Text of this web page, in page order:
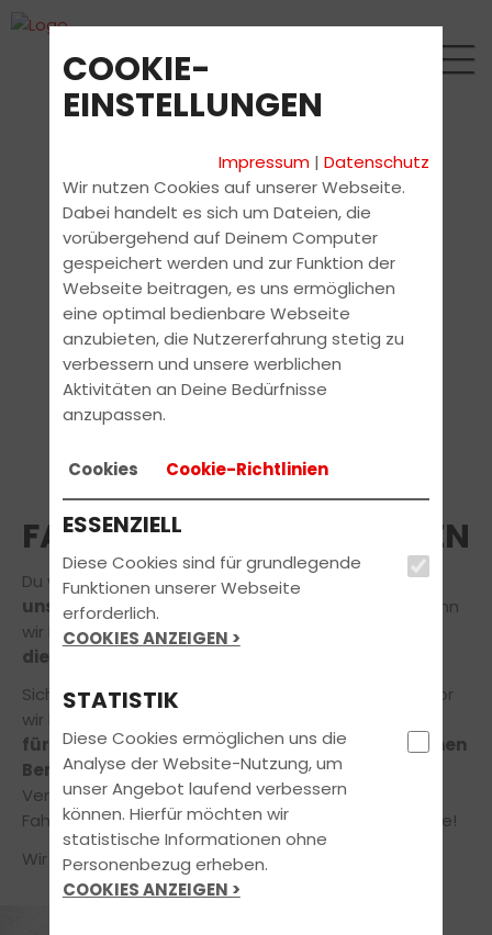
FAHRLEHRER*IN ANFRAGEN
Du würdest gerne Deine Ausbildungbei einem
unserer Fahrprofis
absolvieren? Das freut uns, denn
wir lieben unseren Job und möchten auch Dir gerne
die Freude am Fahren
Sicher hast du noch die ein oder andere Frage, bevor
wir loslegen! Gerne nehmen
für Dichund Dein Anliegenin einem unverbindlichen
Beratungsgespräch!
Vereinbare jetzt online einen Termin in unserer
Fahrschule – ganz einfach und bequem von zuhause!
Wir freuen uns auf Deine Nachricht!
COOKIE-
EINSTELLUNGEN
Impressum |Datenschutz
Wir nutzen Cookies auf unserer Webseite.
Dabei handelt es sich um Dateien, die
vorübergehend auf Deinem Computer
gespeichert werden und zur Funktion der
Webseite beitragen, es uns ermöglichen
eine optimal bedienbare Webseite
anzubieten, die Nutzererfahrung stetig zu
verbessern und unsere werblichen
Aktivitäten an Deine Bedürfnisse
anzupassen.
Cookies Cookie-Richtlinien
ESSENZIELL
Diese Cookies sind für grundlegende
Funktionen unserer Webseite
erforderlich.
COOKIES ANZEIGEN >
STATISTIK
Diese Cookies ermöglichen uns die
Analyse der Website-Nutzung, um
unser Angebot laufend verbessern
können. Hierfür möchten wir
statistische Informationen ohne
Personenbezug erheben.
COOKIES ANZEIGEN >